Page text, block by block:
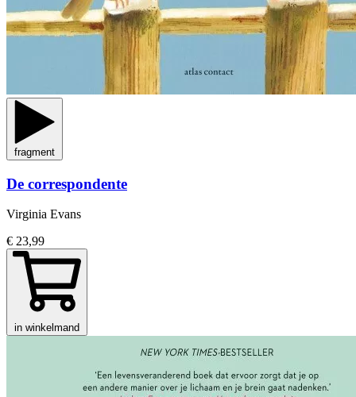
fragment
De correspondente
Virginia Evans
€ 23,99
in winkelmand